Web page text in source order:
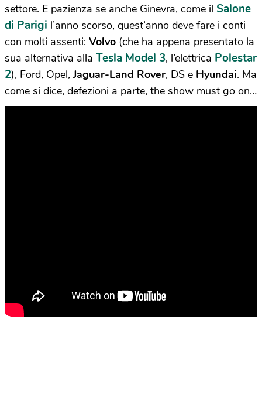
settore. E pazienza se anche Ginevra, come il Salone
di Parigi l’anno scorso, quest’anno deve fare i conti
con molti assenti: Volvo (che ha appena presentato la
sua alternativa alla Tesla Model 3, l’elettrica Polestar
2), Ford, Opel,Jaguar-Land Rover, DS e Hyundai. Ma
come si dice, defezioni a parte, the show must go on…